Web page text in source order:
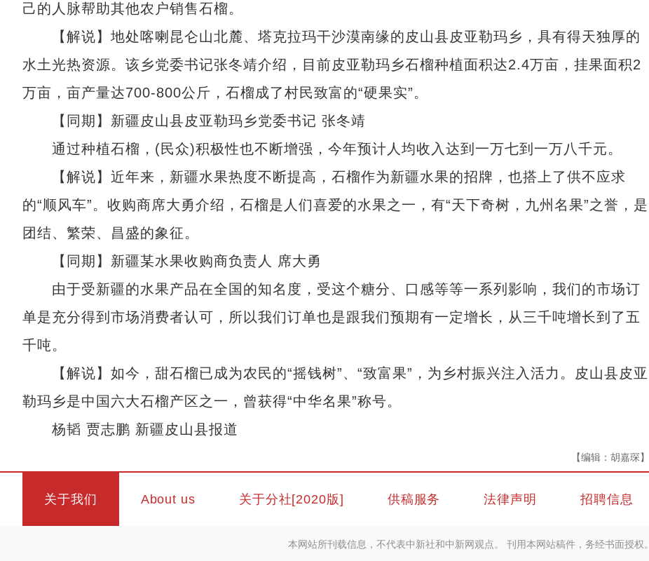
己的人脉帮助其他农户销售石榴。
【解说】地处喀喇昆仑山北麓、塔克拉玛干沙漠南缘的皮山县皮亚勒玛乡，具有得天独厚的
水土光热资源。该乡党委书记张冬靖介绍，目前皮亚勒玛乡石榴种植面积达2.4万亩，挂果面积2
万亩，亩产量达700-800公斤，石榴成了村民致富的“硬果实”。
【同期】新疆皮山县皮亚勒玛乡党委书记 张冬靖
通过种植石榴，(民众)积极性也不断增强，今年预计人均收入达到一万七到一万八千元。
【解说】近年来，新疆水果热度不断提高，石榴作为新疆水果的招牌，也搭上了供不应求
的“顺风车”。收购商席大勇介绍，石榴是人们喜爱的水果之一，有“天下奇树，九州名果”之誉，是
团结、繁荣、昌盛的象征。
【同期】新疆某水果收购商负责人 席大勇
由于受新疆的水果产品在全国的知名度，受这个糖分、口感等等一系列影响，我们的市场订
单是充分得到市场消费者认可，所以我们订单也是跟我们预期有一定增长，从三千吨增长到了五
千吨。
【解说】如今，甜石榴已成为农民的“摇钱树”、“致富果”，为乡村振兴注入活力。皮山县皮亚
勒玛乡是中国六大石榴产区之一，曾获得“中华名果”称号。
杨韬 贾志鹏 新疆皮山县报道
【编辑：胡嘉琛】
关于我们 About us 关于分社[2020版] 供稿服务 法律声明 招聘信息
本网站所刊载信息，不代表中新社和中新网观点。 刊用本网站稿件，务经书面授权。